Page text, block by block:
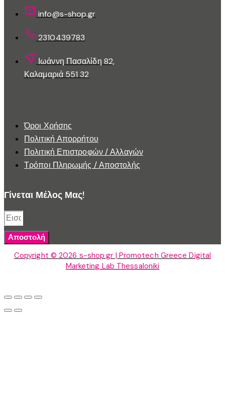
του
info@s-shop.gr
2310439783
Ιωάννη Πασαλίδη 82,
Καλαμαριά 551 32
Όροι Χρήσης
Πολιτική Απορρήτου
Πολιτική Επιστροφών / Αλλαγών
Τρόποι Πληρωμής / Αποστολής
Γίνεται Μέλος Μας!
Αποστολή
Copyright © 2026 s-shop.gr | Promotech Greece Digital
Marketing Lab Thessaloniki